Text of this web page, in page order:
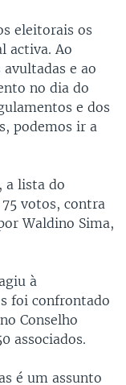
eleitorais os
activa. Ao
e ao
no dia do
e dos
podemos ir a
a lista do
votos, contra
Waldino Sima,
à
foi confrontado
Conselho
associados.
é um assunto